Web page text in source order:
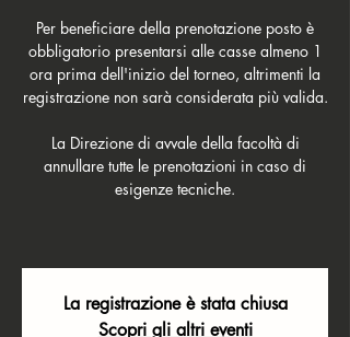
Per beneficiare della prenotazione posto è
obbligatorio presentarsi alle casse almeno 1
ora prima dell'inizio del torneo, altrimenti la
registrazione non sarà considerata più valida.
La Direzione di avvale della facoltà di
annullare tutte le prenotazioni in caso di
esigenze tecniche.
La registrazione è stata chiusa
Scopri gli altri eventi